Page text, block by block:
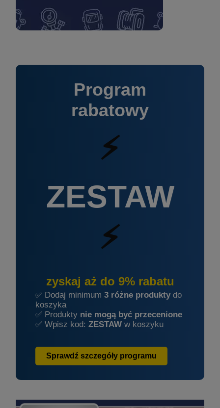
Program
rabatowy
⚡
ZESTAW
⚡
zyskaj aż do 9% rabatu
✅ Dodaj minimum 3 różne produkty do
koszyka
✅ Produkty nie mogą być przecenione
✅ Wpisz kod: ZESTAW w koszyku
Sprawdź szczegóły programu